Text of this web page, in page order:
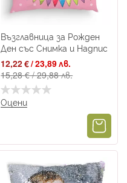
Възглавница за Рожден
Ден със Снимка и Надпис
Промо
цена
12,22 €/23,89 лв.
15,28 €/29,88 лв.
Оцени